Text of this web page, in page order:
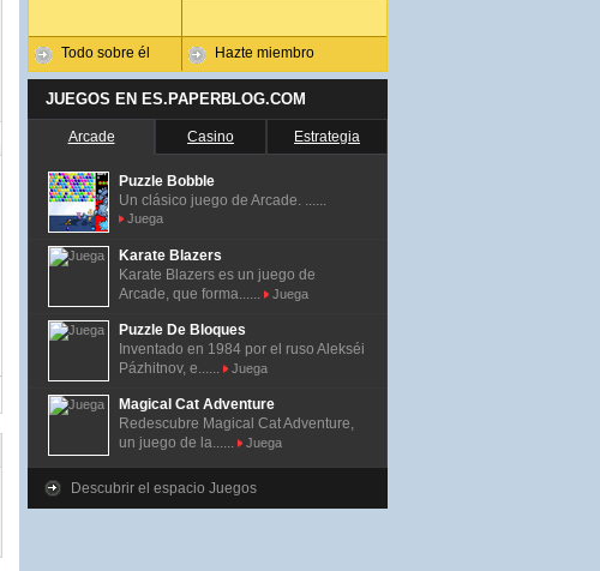
Todo sobre él Hazte miembro
JUEGOS EN ES.PAPERBLOG.COM
Arcade Casino Estrategia
Puzzle Bobble
Un clásico juego de Arcade. ......
Juega
Karate Blazers
Karate Blazers es un juego de
Arcade, que forma......
Juega
Puzzle De Bloques
Inventado en 1984 por el ruso Alekséi
Pázhitnov, e......
Juega
Magical Cat Adventure
Redescubre Magical Cat Adventure,
un juego de la......
Juega
Descubrir el espacio Juegos